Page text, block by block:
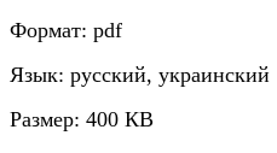
Формат: pdf
Язык: русский, украинский
Размер: 400 КВ